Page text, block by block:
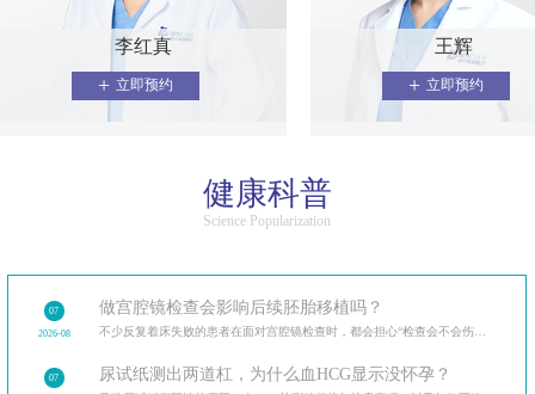
李红真
+ 立即预约
王辉
+ 立即预约
健康科普
Science Popularization
07
2026-08
做宫腔镜检查会影响后续胚胎移植吗？
07 尿试纸测出两道杠，为什么血HCG显示没怀孕？